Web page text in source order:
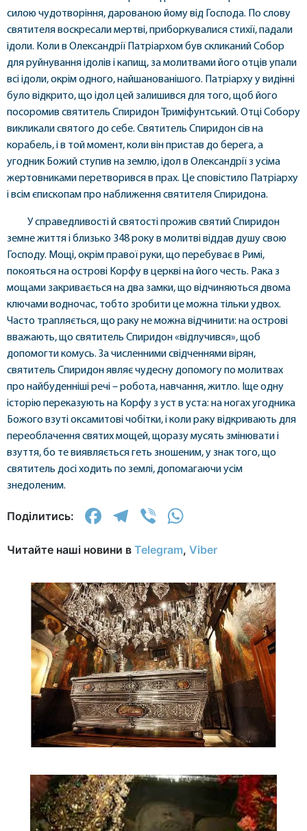
силою чудотворіння, дарованою йому від Господа. По слову
святителя воскресали мертві, приборкувалися стихії, падали
ідоли. Коли в Олександрії Патріархом був скликаний Собор
для руйнування ідолів і капищ, за молитвами його отців упали
всі ідоли, окрім одного, найшанованішого. Патріарху у видінні
було відкрито, що ідол цей залишився для того, щоб його
посоромив святитель Спиридон Триміфунтський. Отці Собору
викликали святого до себе. Святитель Спиридон сів на
корабель, і в той момент, коли він пристав до берега, а
угодник Божий ступив на землю, ідол в Олександрії з усіма
жертовниками перетворився в прах. Це сповістило Патріарху
і всім єпископам про наближення святителя Спиридона.
У справедливості й святості прожив святий Спиридон
земне життя і близько 348 року в молитві віддав душу свою
Господу. Мощі, окрім правої руки, що перебуває в Римі,
покояться на острові Корфу в церкві на його честь. Рака з
мощами закривається на два замки, що відчиняються двома
ключами водночас, тобто зробити це можна тільки удвох.
Часто трапляється, що раку не можна відчинити: на острові
вважають, що святитель Спиридон «відлучився», щоб
допомогти комусь. За численними свідченнями вірян,
святитель Спиридон являє чудесну допомогу по молитвах
про найбуденніші речі – робота, навчання, житло. Іще одну
історію переказують на Корфу з уст в уста: на ногах угодника
Божого взуті оксамитові чобітки, і коли раку відкривають для
переоблачення святих мощей, щоразу мусять змінювати і
взуття, бо те виявляється геть зношеним, у знак того, що
святитель досі ходить по землі, допомагаючи усім
знедоленим.
Поділитись: Facebook
Telegram
Viber
Читайте наші новини в Telegram, Viber